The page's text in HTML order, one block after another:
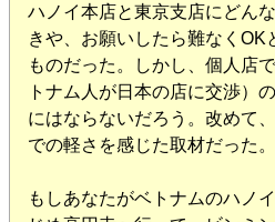
ハノイ本店と東京支店にどん
きや、お願いしたら難なくOK
ものだった。しかし、個人店
トナム人が日本の店に交渉）
にはならないだろう。改めて
での軽さを感じた取材だった。
もしあなたがベトナムのハノ